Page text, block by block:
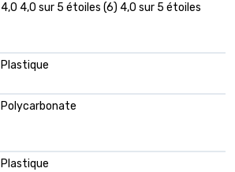
4,0 4,0 sur 5 étoiles (6) 4,0 sur 5 étoiles
Plastique
Polycarbonate
Plastique